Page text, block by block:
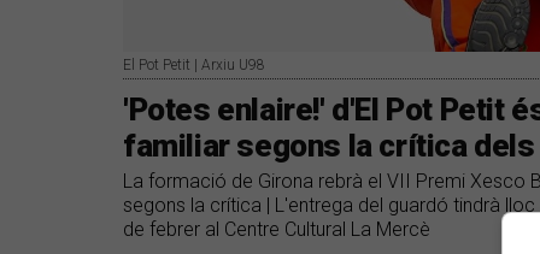
El Pot Petit | Arxiu U98
'Potes enlaire!' d'El Pot Petit
familiar segons la crítica
La formació de Girona rebrà el VII Premi Xesco
segons la crítica | L'entrega del guardó tindrà
de febrer al Centre Cultural La Mercè